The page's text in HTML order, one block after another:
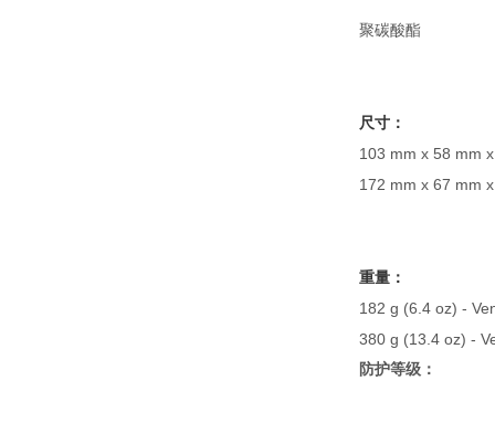
聚碳酸酯
尺寸：
103 mm x 58 mm
172 mm x 67 mm
重量：
182 g (6.4 oz) -
380 g (13.4 oz) -
防护等级：